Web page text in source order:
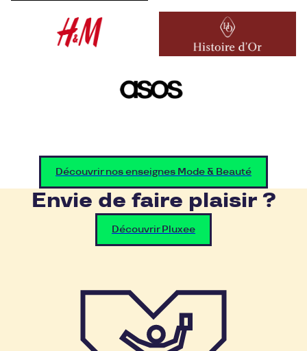
Découvrir nos enseignes Mode & Beauté
Envie de faire plaisir ?
Découvrir Pluxee